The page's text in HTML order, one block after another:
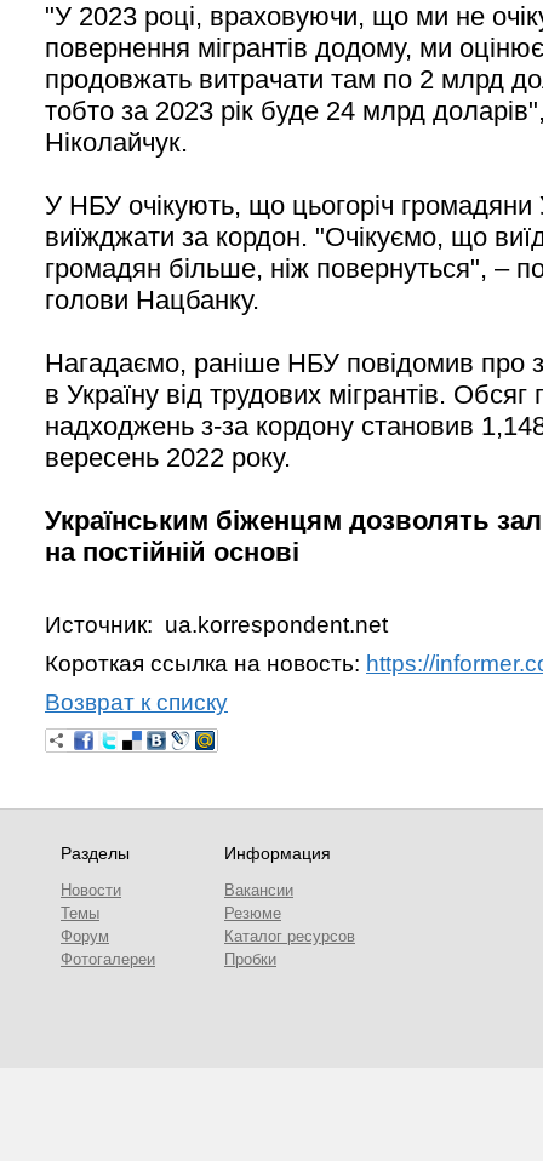
"У 2023 році, враховуючи, що ми не
повернення мігрантів додому, ми
продовжать витрачати там по 2 млрд
тобто за 2023 рік буде 24 млрд
Ніколайчук.
У НБУ очікують, що цьогоріч громадяни
виїжджати за кордон. "Очікуємо, що
громадян більше, ніж повернуться", –
голови Нацбанку.
Нагадаємо, раніше НБУ повідомив про
в Україну від трудових мігрантів.
надходжень з-за кордону становив
вересень 2022 року.
Українським біженцям дозволять
на постійній основі
Источник: ua.korrespondent.net
Короткая ссылка на новость: https://
Возврат к списку
Разделы
Новости
Темы
Форум
Фотогалереи
Информация
Вакансии
Резюме
Каталог ресурсов
Пробки